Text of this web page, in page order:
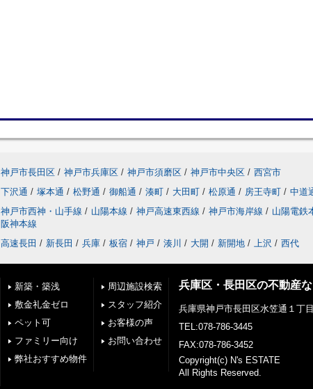
神戸市長田区 / 神戸市兵庫区 / 神戸市須磨区 / 神戸市中央区 / 西宮市
下沢通 / 塚本通 / 松野通 / 御船通 / 湊町 / 大田町 / 松原通 / 房王寺町 / 中道
神戸市西神・山手線 / 山陽本線 / 神戸高速東西線 / 神戸市海岸線 / 山陽電鉄
阪神本線
高速長田 / 新長田 / 兵庫 / 板宿 / 神戸 / 湊川 / 大開 / 新開地 / 上沢 / 西代
新築・築浅
敷金礼金ゼロ
ペット可
ファミリー向け
弊社おすすめ物件
周辺施設検索
スタッフ紹介
お客様の声
お問い合わせ
兵庫区・長田区の不動産
兵庫県神戸市長田区水笠通１丁
TEL:078-786-3445
FAX:078-786-3452
Copyright(c) N's ESTATE
All Rights Reserved.